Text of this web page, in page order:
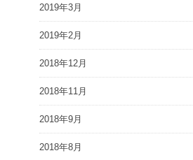
2019年3月
2019年2月
2018年12月
2018年11月
2018年9月
2018年8月